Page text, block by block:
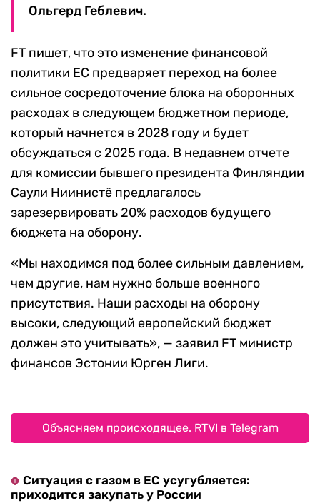
Ольгерд Геблевич.
FT пишет, что это изменение финансовой
политики ЕС предваряет переход на более
сильное сосредоточение блока на оборонных
расходах в следующем бюджетном периоде,
который начнется в 2028 году и будет
обсуждаться с 2025 года. В недавнем отчете
для комиссии бывшего президента Финляндии
Саули Ниинистё предлагалось
зарезервировать 20% расходов будущего
бюджета на оборону.
«Мы находимся под более сильным давлением,
чем другие, нам нужно больше военного
присутствия. Наши расходы на оборону
высоки, следующий европейский бюджет
должен это учитывать», — заявил FT министр
финансов Эстонии Юрген Лиги.
Объясняем происходящее. RTVI в Telegram
Ситуация с газом в ЕС усугубляется:
приходится закупать у России